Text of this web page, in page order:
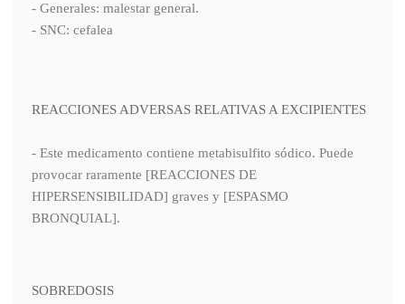
- Generales: malestar general.
- SNC: cefalea
REACCIONES ADVERSAS RELATIVAS A EXCIPIENTES
- Este medicamento contiene metabisulfito sódico. Puede
provocar raramente [REACCIONES DE
HIPERSENSIBILIDAD] graves y [ESPASMO
BRONQUIAL].
SOBREDOSIS